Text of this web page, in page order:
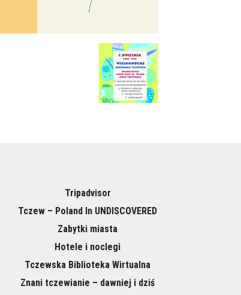
Tripadvisor
Tczew – Poland In UNDISCOVERED
Zabytki miasta
Hotele i noclegi
Tczewska Biblioteka Wirtualna
Znani tczewianie – dawniej i dziś